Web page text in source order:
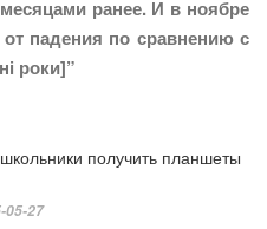
ранее. И в ноябре
падения по сравнению с
роки]”
получить планшеты
05-27